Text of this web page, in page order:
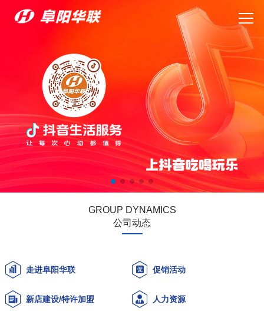
GROUP DYNAMICS
公司动态
走进阜阳华联 促销活动
新店建设/特许加盟 人力资源